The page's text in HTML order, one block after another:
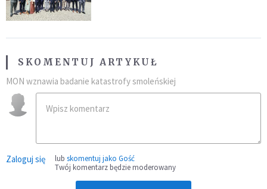
SKOMENTUJ ARTYKUŁ
MON wznawia badanie katastrofy smoleńskiej
Zaloguj się lub skomentuj jako Gość
Twój komentarz będzie moderowany